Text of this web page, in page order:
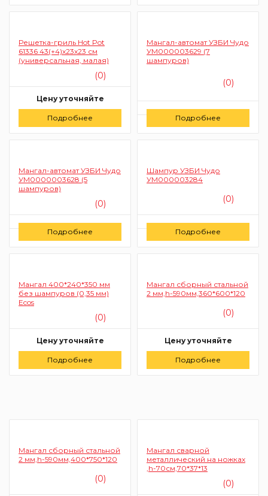
Решетка-гриль Hot Pot
61336 43(+4)х23х23 см
(универсальная, малая)
(0)
Цену уточняйте
Заказать
Подробнее
Мангал-автомат УЗБИ Чудо
УМ000003629 (7
шампуров)
(0)
Заказать
Подробнее
Мангал-автомат УЗБИ Чудо
УМ0000003628 (5
шампуров)
(0)
Заказать
Подробнее
Шампур УЗБИ Чудо
УМ000003284
(0)
Заказать
Подробнее
Мангал 400*240*350 мм
без шампуров (0,35 мм)
Ecos
(0)
Цену уточняйте
Заказать
Подробнее
Мангал сборный стальной
2 мм,h-590мм,360*600*120
(0)
Цену уточняйте
Заказать
Подробнее
Мангал сборный стальной
2 мм,h-590мм,400*750*120
(0)
Мангал сварной
металлический на ножках
,h-70см,70*37*13
(0)